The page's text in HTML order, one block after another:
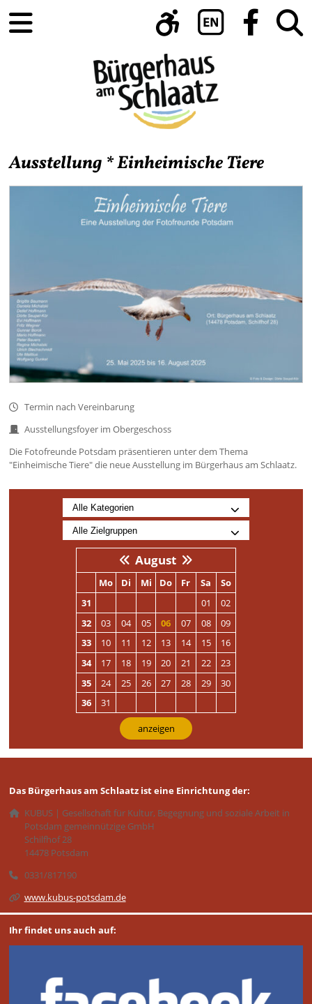
Ausstellung * Einheimische Tiere
Termin nach Vereinbarung
Ausstellungsfoyer im Obergeschoss
Die Fotofreunde Potsdam präsentieren unter dem Thema
"Einheimische Tiere" die neue Ausstellung im Bürgerhaus am Schlaatz.
August
Mo Di Mi Do Fr Sa
So
31
01
02
32
03 04 05 06 07 08
09
33
10 11 12 13 14 15
16
34
17 18 19 20 21 22
23
35
24 25 26 27 28 29
30
36
31
anzeigen
Das Bürgerhaus am Schlaatz ist eine Einrichtung der:
KUBUS | Gesellschaft für Kultur, Begegnung und soziale Arbeit in
Potsdam gemeinnützige GmbH
Schilfhof 28
14478 Potsdam
0331/817190
www.kubus-potsdam.de
Ihr findet uns auch auf: